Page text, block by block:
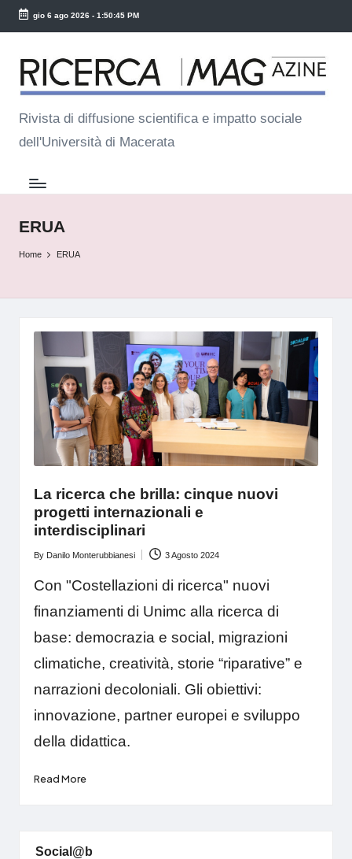
Skip
content
gio 6 ago 2026- 1:50:45 PM
R
ic
e
r
c
a
M
a
Rivista di diffusione scientifica e impatto sociale
dell'Università di Macerata
ERUA
Home ERUA
La ricerca che brilla: cinque nuovi
progetti internazionali e
interdisciplinari
Posted
By Danilo Monterubbianesi 3 Agosto 2024
Con "Costellazioni di ricerca" nuovi
finanziamenti di Unimc alla ricerca di
base: democrazia e social, migrazioni
climatiche, creatività, storie “riparative” e
narrazioni decoloniali. Gli obiettivi:
innovazione, partner europei e sviluppo
della didattica.
Read More
Social@b